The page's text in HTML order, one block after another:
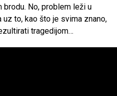
No, problem leži u
to, kao što je svima znano,
tragedijom…